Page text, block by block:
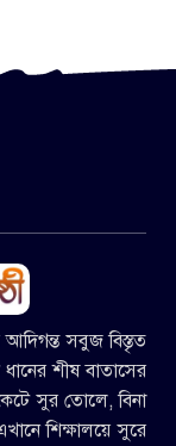
সবুজ বিস্তৃত
শীষ বাতাসের
সুর তোলে, বিনা
শিক্ষালয়ে সুরে